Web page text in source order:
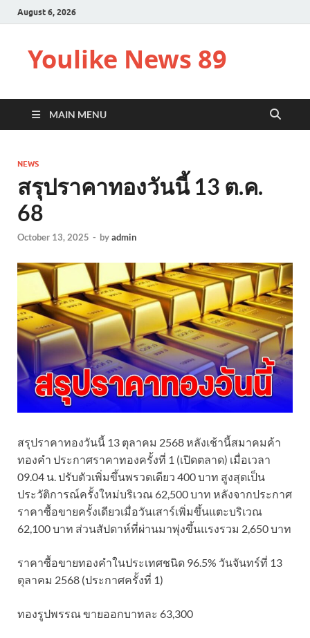
August 6, 2026
Youlike News 89
MAIN MENU
NEWS
สรุปราคาทองวันนี้ 13 ต.ค.
68
October 13, 2025 - byadmin
สรุปราคาทองวันนี้ 13 ตุลาคม 2568 หลังเช้านี้สมาคมค้า
ทองคำ ประกาศราคาทองครั้งที่ 1 (เปิดตลาด) เมื่อเวลา
09.04 น. ปรับตัวเพิ่มขึ้นพรวดเดียว 400 บาท สูงสุดเป็น
ประวัติการณ์ครั้งใหม่บริเวณ 62,500 บาท หลังจากประกาศ
ราคาซื้อขายครั้งเดียวเมื่อวันเสาร์เพิ่มขึ้นแตะบริเวณ
62,100 บาท ส่วนสัปดาห์ที่ผ่านมาพุ่งขึ้นแรงรวม 2,650 บาท
ราคาซื้อขายทองคําในประเทศชนิด 96.5% วันจันทร์ที่ 13
ตุลาคม 2568 (ประกาศครั้งที่ 1)
ทองรูปพรรณ ขายออกบาทละ 63,300